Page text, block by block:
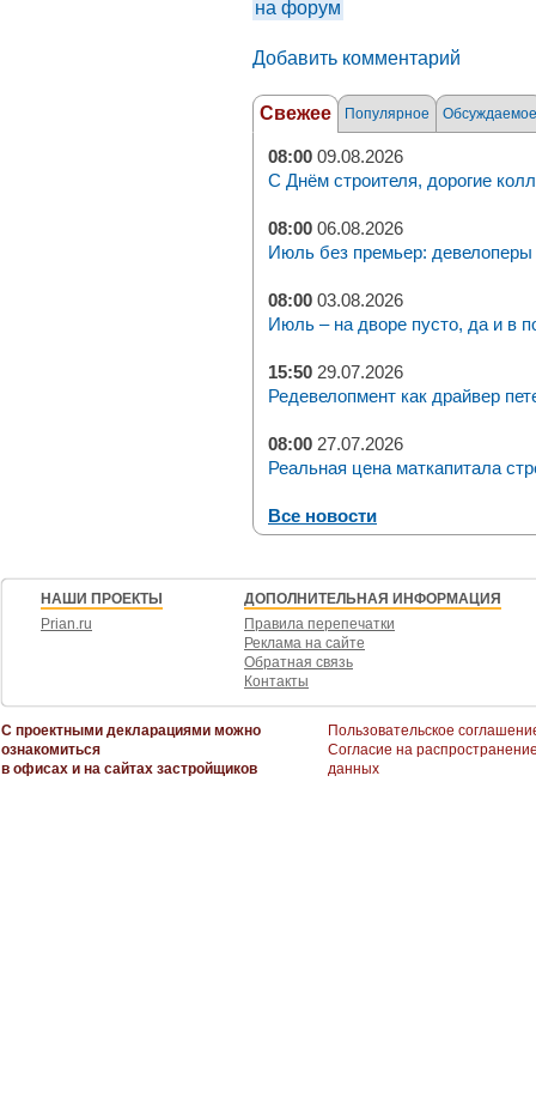
на форум
Добавить комментарий
Свежее Популярное Обсуждаемое
08:00 09.08.2026
С Днём строителя, дорогие
08:00 06.08.2026
Июль без премьер: девелоперы
08:00 03.08.2026
Июль – на дворе пусто, да и в
15:50 29.07.2026
Редевелопмент как драйвер
08:00 27.07.2026
Реальная цена маткапитала
Все новости
НАШИ ПРОЕКТЫ
Prian.ru
ДОПОЛНИТЕЛЬНАЯ ИНФОРМАЦИЯ
Правила перепечатки
Реклама на сайте
Обратная связь
Контакты
С проектными декларациями можно
ознакомиться
в офисах и на сайтах застройщиков
Пользовательское
Согласие на
данных